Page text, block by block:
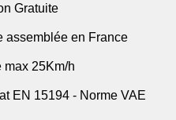
Gratuite
assemblée en France
max 25Km/h
EN 15194 - Norme VAE